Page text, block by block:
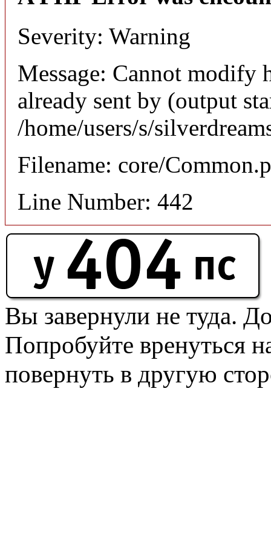
Severity: Warning
Message: Cannot modify
already sent by (output
/home/users/s/
Filename: core/
Line Number: 442
Вы завернули не туда.
Попробуйте вренуться
повернуть в другую